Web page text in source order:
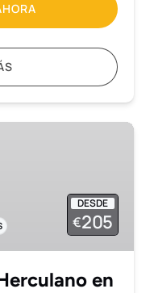
DESDE
€205
en